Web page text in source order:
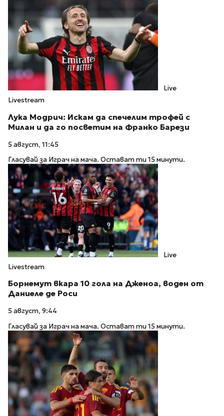
Live
Livestream
Лука Модрич: Искам да спечелим трофей с
Милан и да го посветим на Франко Барези
5 август, 11:45
Гласувай за Играч на мача. Остават ти 15 минути.
Live
Livestream
Борнемут вкара 10 гола на Дженоа, воден от
Даниеле де Роси
5 август, 9:44
Гласувай за Играч на мача. Остават ти 15 минути.